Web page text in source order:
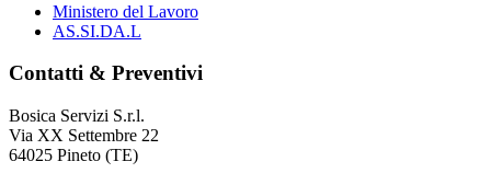
Ministero del Lavoro
AS.SI.DA.L
Contatti & Preventivi
Bosica Servizi S.r.l.
Via XX Settembre 22
64025 Pineto (TE)